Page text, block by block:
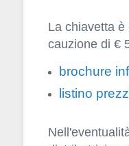
La chiavetta
cauzione di €
brochure
listino